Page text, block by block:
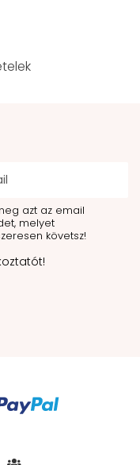
azt az email
melyet
követsz!